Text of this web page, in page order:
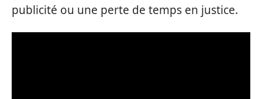
publicité ou une perte de temps en justice.